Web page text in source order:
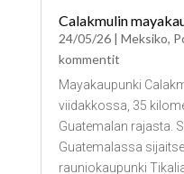
Calakmulin
24/05/26| Meksiko,
kommentit
Mayakaupunki
viidakkossa, 35
Guatemalan rajasta.
Guatemalassa
rauniokaupunki